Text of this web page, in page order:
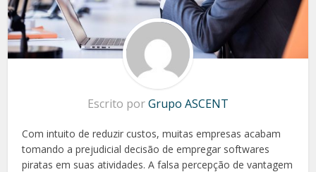
Escrito porGrupo ASCENT
Com intuito de reduzir custos, muitas empresas acabam
tomando a prejudicial decisão de empregar softwares
piratas em suas atividades. A falsa percepção de vantagem